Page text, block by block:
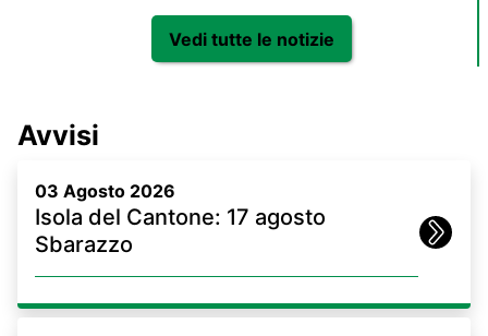
Vedi tutte le notizie
Avvisi
03 Agosto 2026
Isola del Cantone: 17 agosto
Sbarazzo